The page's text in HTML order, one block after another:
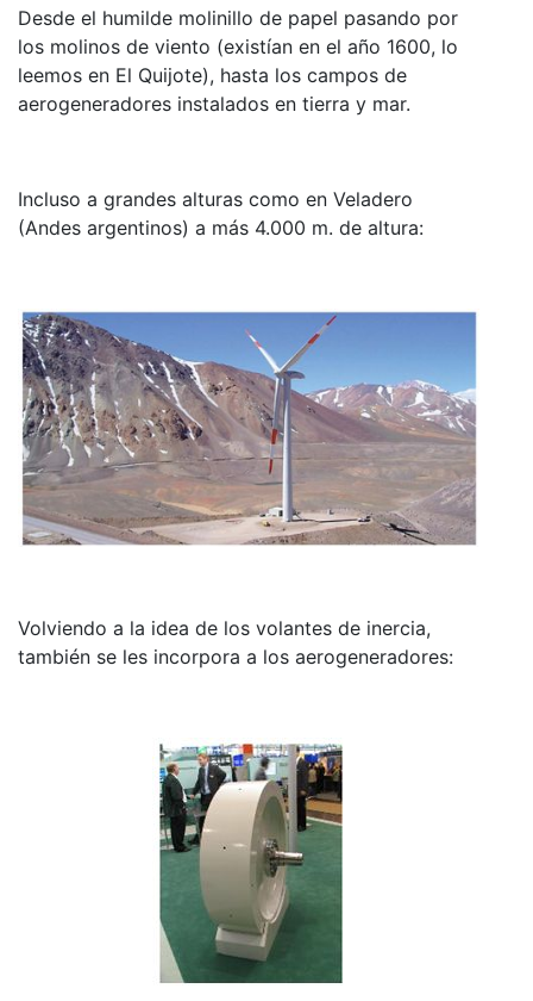
Desde el humilde molinillo de papel pasando por
los molinos de viento (existían en el año 1600, lo
leemos en El Quijote), hasta los campos de
aerogeneradores instalados en tierra y mar.
Incluso a grandes alturas como en Veladero
(Andes argentinos) a más 4.000 m. de altura:
Volviendo a la idea de los volantes de inercia,
también se les incorpora a los aerogeneradores: